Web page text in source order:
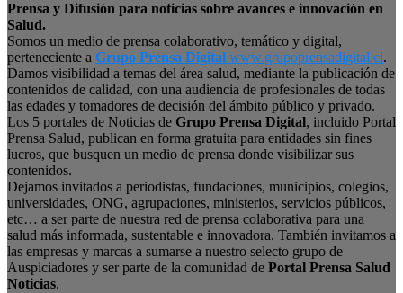
Prensa y Difusión para noticias sobre avances e innovación en
Salud.
Somos un medio de prensa colaborativo, temático y digital,
perteneciente a Grupo Prensa Digital www.grupoprensadigital.cl.
Damos visibilidad a temas del área salud, mediante la publicación de
contenidos de calidad, con una audiencia de profesionales de todas
las edades y tomadores de decisión del ámbito público y privado.
Los 5 portales de Noticias de Grupo Prensa Digital, incluido Portal
Prensa Salud, publican en forma gratuita para entidades sin fines
lucros, que busquen un medio de prensa donde visibilizar sus
contenidos.
Dejamos invitados a periodistas, fundaciones, municipios, colegios,
universidades, ONG, agrupaciones, ministerios, servicios públicos,
etc… a ser parte de nuestra red de prensa colaborativa para una
salud más informada, sustentable e innovadora. También invitamos a
las empresas y marcas a sumarse a nuestro selecto grupo de
Auspiciadores y ser parte de la comunidad de Portal Prensa Salud
Noticias.